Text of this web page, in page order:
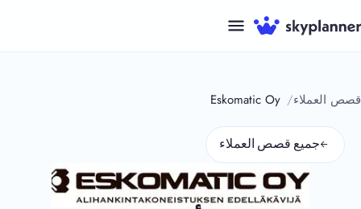
إلى
قصص العملاء Eskomatic Oy
←جميع قصص العملاء